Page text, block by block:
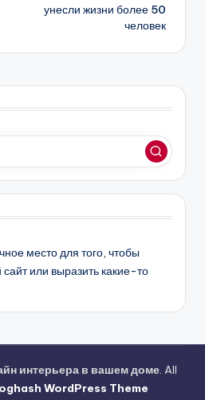
унесли жизни более 50
человек
место для того, чтобы
сайт или выразить какие-то
интерьера в вашем доме. All
WordPress Theme